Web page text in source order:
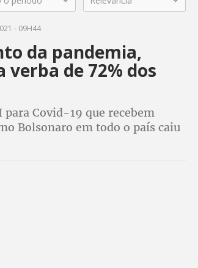
- 09H44
da pandemia,
de 72% dos
Covid-19 que recebem
Bolsonaro em todo o país caiu